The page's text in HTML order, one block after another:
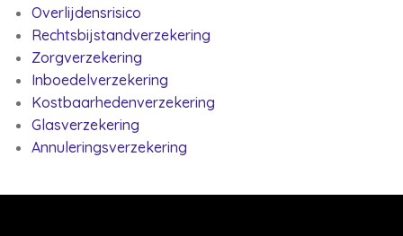
Overlijdensrisico
Rechtsbijstandverzekering
Zorgverzekering
Inboedelverzekering
Kostbaarhedenverzekering
Glasverzekering
Annuleringsverzekering